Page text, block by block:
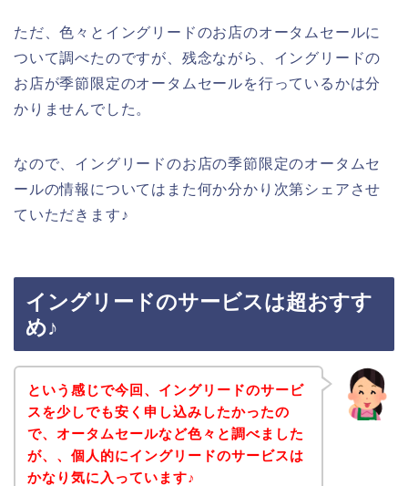
ただ、色々とイングリードのお店のオータムセールに
ついて調べたのですが、残念ながら、イングリードの
お店が季節限定のオータムセールを行っているかは分
かりませんでした。
なので、イングリードのお店の季節限定のオータムセ
ールの情報についてはまた何か分かり次第シェアさせ
ていただきます♪
イングリードのサービスは超おすす
め♪
という感じで今回、イングリードのサービ
スを少しでも安く申し込みしたかったの
で、オータムセールなど色々と調べました
が、、個人的にイングリードのサービスは
かなり気に入っています♪